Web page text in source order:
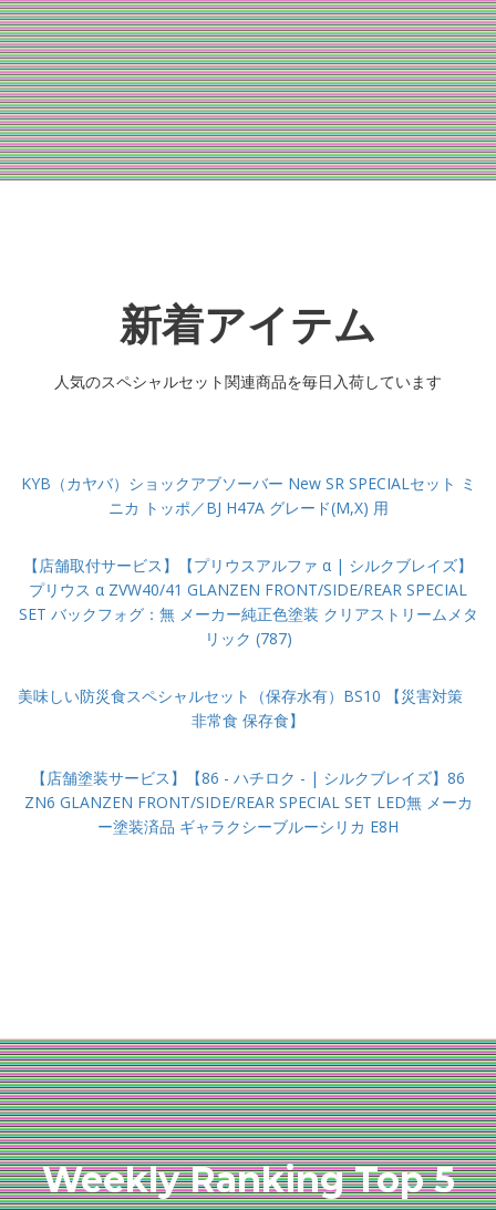
新着アイテム
人気のスペシャルセット関連商品を毎日入荷しています
KYB（カヤバ）ショックアブソーバー New SR SPECIALセット ミ
ニカ トッポ／BJ H47A グレード(M,X) 用
【店舗取付サービス】【プリウスアルファ α | シルクブレイズ】
プリウス α ZVW40/41 GLANZEN FRONT/SIDE/REAR SPECIAL
SET バックフォグ：無 メーカー純正色塗装 クリアストリームメタ
リック (787)
美味しい防災食スペシャルセット（保存水有）BS10 【災害対策
非常食 保存食】
【店舗塗装サービス】【86 - ハチロク - | シルクブレイズ】86
ZN6 GLANZEN FRONT/SIDE/REAR SPECIAL SET LED無 メーカ
ー塗装済品 ギャラクシーブルーシリカ E8H
Weekly Ranking Top 5